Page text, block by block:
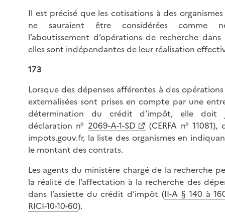
Il est précisé que les cotisations à des
ne sauraient être considérées comme
l’aboutissement d’opérations de recherche
elles sont indépendantes de leur réalisation
173
Lorsque des dépenses afférentes à des
externalisées sont prises en compte par une
détermination du crédit d’impôt, elle doit
déclaration n° 2069-A-1-SD
(CERFA n°
impots.gouv.fr, la liste des organismes en
le montant des contrats.
Les agents du ministère chargé de la recherche
la réalité de l’affectation à la recherche des
dans l’assiette du crédit d’impôt (II-A § 140 à
RICI-10-10-60).